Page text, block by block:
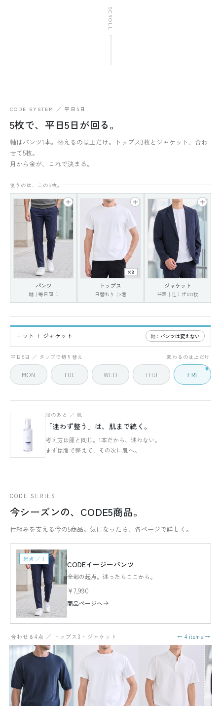
SCROLL
CODE SYSTEM ／ 平日5日
5枚で、平日5日が回る。
軸はパンツ1本。替えるのは上だけ。トップス3枚とジャケット、合わ
せて5枚。
月から金が、これで決まる。
使うのは、この5枚。
パンツ
軸｜毎日同じ
×3
トップス
日替わり｜3着
ジャケット
任意｜仕上げの1枚
FRI 5 / 5
ニット ＋ ジャケット 軸： パンツは変えない
平日5日 ／ タップで切り替え 変わるのは上だけ
MON TUE WED THU FRI
服のあと ／ 肌
「迷わず整う」は、肌まで続く。
考え方は服と同じ。1本だから、迷わない。
まずは服で整えて、その次に肌へ。
CODE SERIES
今シーズンの、CODE5商品。
仕組みを支える今の5商品。気になったら、各ページで詳しく。
起点 ／ 1
CODEイージーパンツ
全部の起点。迷ったらここから。
¥7,990
商品ページへ
合わせる4点 ／ トップス3・ジャケット ← 4 items →